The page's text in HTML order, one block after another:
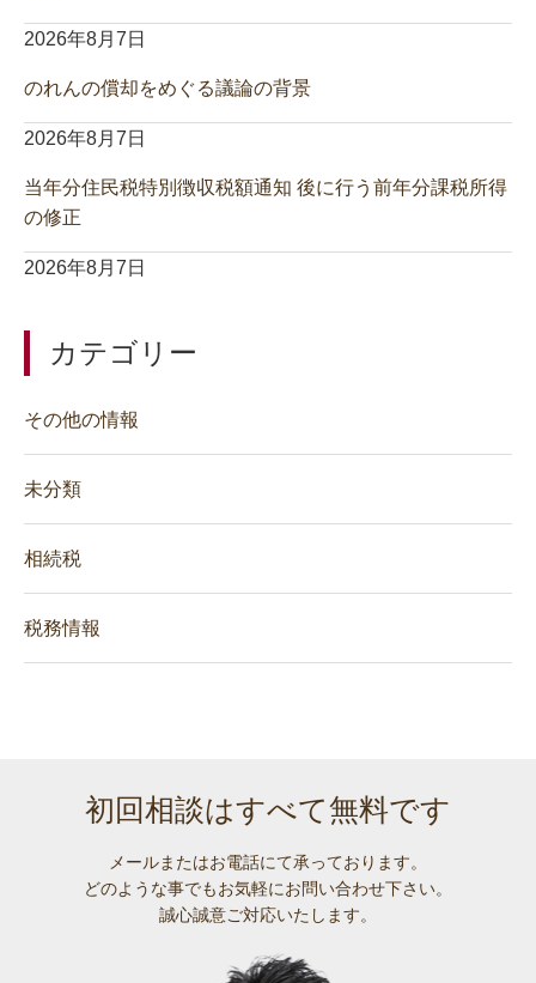
2026年8月7日
のれんの償却をめぐる議論の背景
2026年8月7日
当年分住民税特別徴収税額通知 後に行う前年分課税所得
の修正
2026年8月7日
カテゴリー
その他の情報
未分類
相続税
税務情報
初回相談はすべて無料です
メールまたはお電話にて承っております。
どのような事でもお気軽にお問い合わせ下さい。
誠心誠意ご対応いたします。